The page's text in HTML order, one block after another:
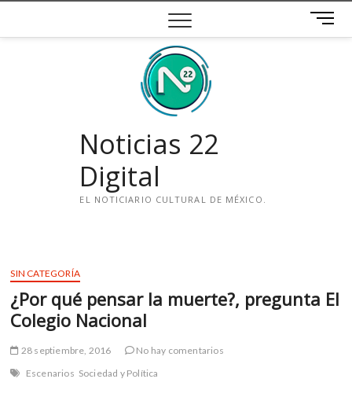
contenido
B
o
Noticias 22
Digital
EL NOTICIARIO CULTURAL DE MÉXICO.
SIN CATEGORÍA
¿Por qué pensar la muerte?, pregunta El
Colegio Nacional
28 septiembre, 2016
No hay comentarios
Escenarios Sociedad y Política